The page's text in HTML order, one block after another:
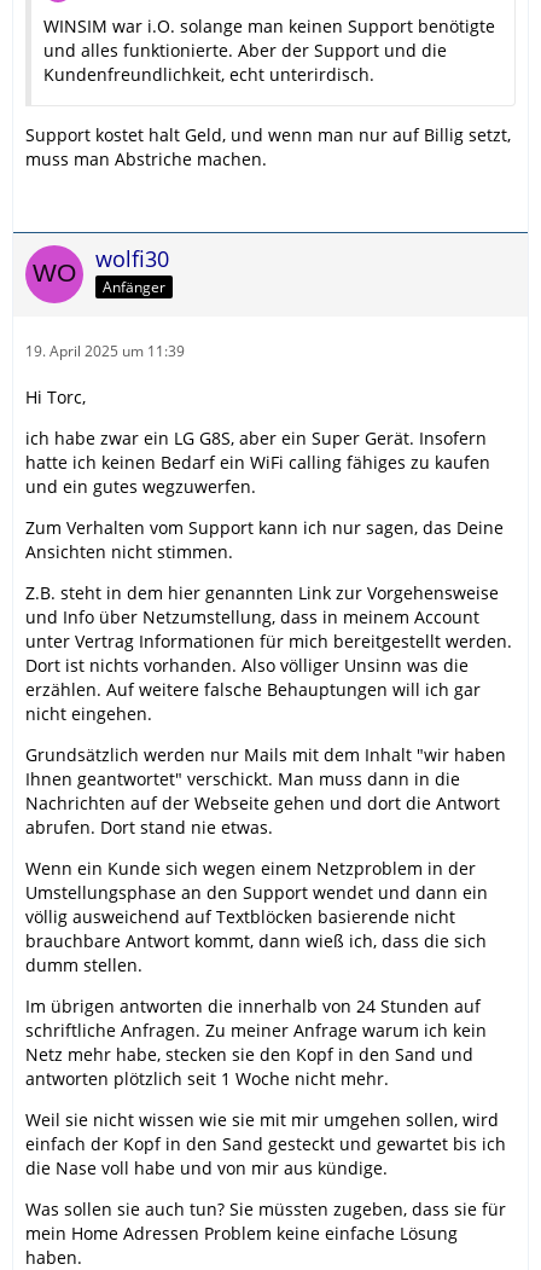
WINSIM war i.O. solange man keinen Support benötigte
und alles funktionierte. Aber der Support und die
Kundenfreundlichkeit, echt unterirdisch.
Support kostet halt Geld, und wenn man nur auf Billig setzt,
muss man Abstriche machen.
wolfi30
Anfänger
19. April 2025 um 11:39
Hi Torc,
ich habe zwar ein LG G8S, aber ein Super Gerät. Insofern
hatte ich keinen Bedarf ein WiFi calling fähiges zu kaufen
und ein gutes wegzuwerfen.
Zum Verhalten vom Support kann ich nur sagen, das Deine
Ansichten nicht stimmen.
Z.B. steht in dem hier genannten Link zur Vorgehensweise
und Info über Netzumstellung, dass in meinem Account
unter Vertrag Informationen für mich bereitgestellt werden.
Dort ist nichts vorhanden. Also völliger Unsinn was die
erzählen. Auf weitere falsche Behauptungen will ich gar
nicht eingehen.
Grundsätzlich werden nur Mails mit dem Inhalt "wir haben
Ihnen geantwortet" verschickt. Man muss dann in die
Nachrichten auf der Webseite gehen und dort die Antwort
abrufen. Dort stand nie etwas.
Wenn ein Kunde sich wegen einem Netzproblem in der
Umstellungsphase an den Support wendet und dann ein
völlig ausweichend auf Textblöcken basierende nicht
brauchbare Antwort kommt, dann wieß ich, dass die sich
dumm stellen.
Im übrigen antworten die innerhalb von 24 Stunden auf
schriftliche Anfragen. Zu meiner Anfrage warum ich kein
Netz mehr habe, stecken sie den Kopf in den Sand und
antworten plötzlich seit 1 Woche nicht mehr.
Weil sie nicht wissen wie sie mit mir umgehen sollen, wird
einfach der Kopf in den Sand gesteckt und gewartet bis ich
die Nase voll habe und von mir aus kündige.
Was sollen sie auch tun? Sie müssten zugeben, dass sie für
mein Home Adressen Problem keine einfache Lösung
haben.